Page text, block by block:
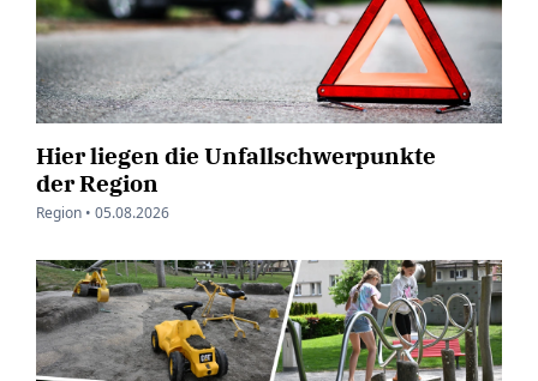
Hier liegen die Unfallschwerpunkte
der Region
Region • 05.08.2026